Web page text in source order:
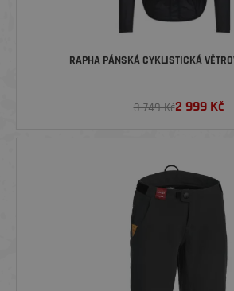
RAPHA PÁNSKÁ CYKLISTICKÁ
3 749 Kč2 999Kč